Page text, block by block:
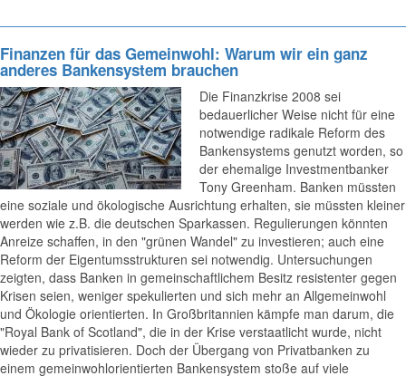
Finanzen für das Gemeinwohl: Warum wir ein ganz
anderes Bankensystem brauchen
Die Finanzkrise 2008 sei
bedauerlicher Weise nicht für eine
notwendige radikale Reform des
Bankensystems genutzt worden, so
der ehemalige Investmentbanker
Tony Greenham. Banken müssten
eine soziale und ökologische Ausrichtung erhalten, sie müssten kleiner
werden wie z.B. die deutschen Sparkassen. Regulierungen könnten
Anreize schaffen, in den "grünen Wandel" zu investieren; auch eine
Reform der Eigentumsstrukturen sei notwendig. Untersuchungen
zeigten, dass Banken in gemeinschaftlichem Besitz resistenter gegen
Krisen seien, weniger spekulierten und sich mehr an Allgemeinwohl
und Ökologie orientierten. In Großbritannien kämpfe man darum, die
"Royal Bank of Scotland", die in der Krise verstaatlicht wurde, nicht
wieder zu privatisieren. Doch der Übergang von Privatbanken zu
einem gemeinwohlorientierten Bankensystem stoße auf viele